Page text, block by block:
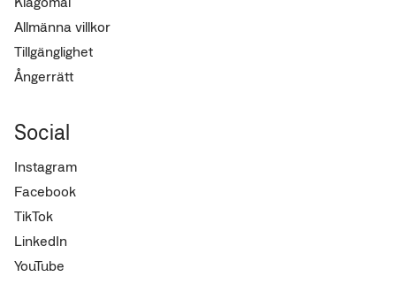
Allmänna villkor
Tillgänglighet
Ångerrätt
Social
Instagram
Facebook
TikTok
LinkedIn
YouTube